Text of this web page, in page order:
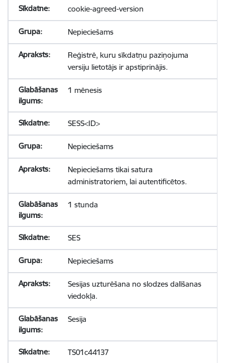
cookie-agreed-version
Nepieciešams
Reģistrē, kuru sīkdatņu paziņojuma
versiju lietotājs ir apstiprinājis.
1 mēnesis
SESS<ID>
Nepieciešams
Nepieciešams tikai satura
administratoriem, lai autentificētos.
1 stunda
SES
Nepieciešams
Sesijas uzturēšana no slodzes dalīšanas
viedokļa.
Sesija
TS01c44137